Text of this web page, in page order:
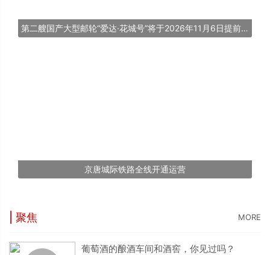
第二艘国产大型邮轮“爱达·花城号”将于2026年11月6日提前交付
京唐城际铁路全线开通运营
| 聚焦 MORE
葡萄酒的酿酒车间和酒窖，你见过吗？